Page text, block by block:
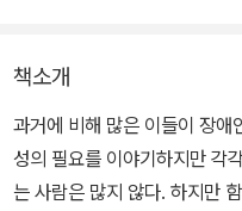
책소개
과거에 비해 많은 이들이 장애
성의 필요를 이야기하지만 각
는 사람은 많지 않다. 하지만